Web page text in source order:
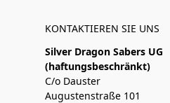
KONTAKTIEREN SIE UNS
Silver Dragon Sabers UG
(haftungsbeschränkt)
C/o Dauster
Augustenstraße 101